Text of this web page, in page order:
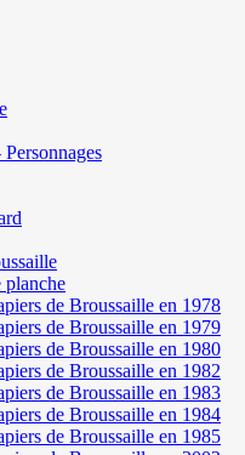
planche
de Broussaille en 1978
de Broussaille en 1979
de Broussaille en 1980
de Broussaille en 1982
de Broussaille en 1983
de Broussaille en 1984
de Broussaille en 1985